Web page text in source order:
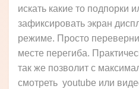
искать какие то подпорки
зафиксировать экран
режиме. Просто
месте перегиба.
так же позволит с
смотреть youtube или